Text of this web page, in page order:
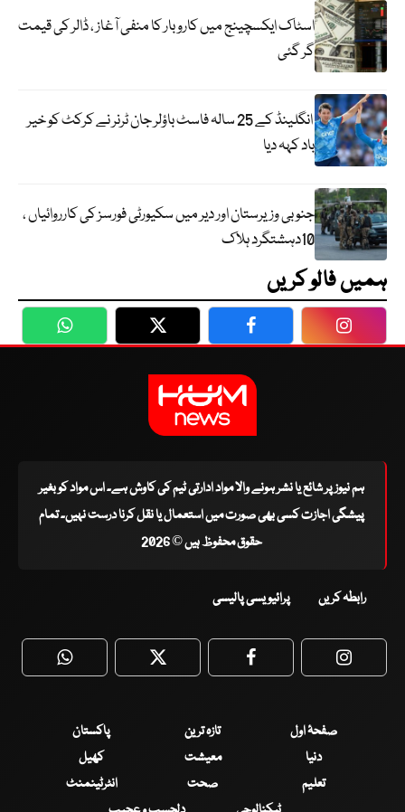
اسٹاک ایکسچینج میں کاروبار کا منفی آغاز ، ڈالر کی قیمت
گر گئی
انگلینڈ کے 25 سالہ فاسٹ باؤلر جان ٹرنر نے کرکٹ کو خیر
باد کہہ دیا
جنوبی وزیرستان اور دیر میں سکیورٹی فورسز کی کارروائیاں ،
10دہشتگرد ہلاک
ہمیں فالو کریں
WhatsApp Twitter Facebook
ہم نیوز پر شائع یا نشر ہونے والا مواد ادارتی ٹیم کی کاوش ہے۔ اس مواد کو بغیر
پیشگی اجازت کسی بھی صورت میں استعمال یا نقل کرنا درست نہیں۔ تمام
حقوق محفوظ ہیں © 2026
رابطہ کریں پرائیویسی پالیسی
WhatsApp Twitter Facebook
صفحۂ اول تازہ ترین
پاکستان
دنیا
معیشت
کھیل
تعلیم
صحت
انٹرٹینمنٹ